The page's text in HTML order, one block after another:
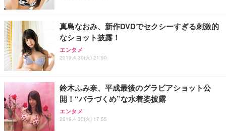
真島なおみ、新作DVDでセクシーすぎる刺激的
なショット披露！
エンタメ
2019.4.30(火) 21:50
鈴木ふみ奈、平成最後のグラビアショット公
開！“バラづくめ”な水着姿披露
エンタメ
2019.4.30(火) 17:55